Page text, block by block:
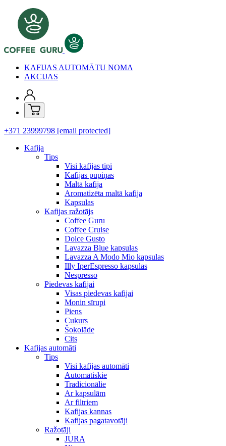
KAFIJAS AUTOMĀTU NOMA
AKCIJAS
+371 23999798 [email protected]
Kafija
Tips
Visi kafijas tipi
Kafijas pupiņas
Maltā kafija
Aromatizēta maltā kafija
Kapsulas
Kafijas ražotājs
Coffee Guru
Coffee Cruise
Dolce Gusto
Lavazza Blue kapsulas
Lavazza A Modo Mio kapsulas
Illy IperEspresso kapsulas
Nespresso
Piedevas kafijai
Visas piedevas kafijai
Monin sīrupi
Piens
Cukurs
Šokolāde
Cits
Kafijas automāti
Tips
Visi kafijas automāti
Automātiskie
Tradicionālie
Ar kapsulām
Ar filtriem
Kafijas kannas
Kafijas pagatavotāji
Ražotāji
JURA